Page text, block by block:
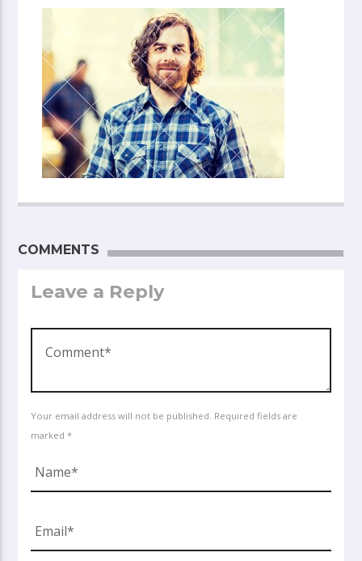
COMMENTS
Leave a Reply
Your email address will not be published. Required fields are
marked *